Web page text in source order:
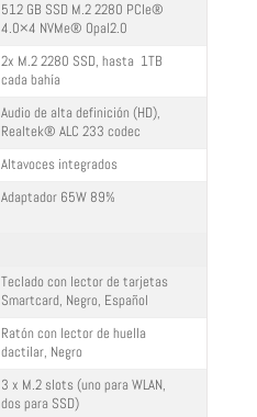
512 GB SSD M.2 2280 PCIe®
4.0×4 NVMe® Opal2.0
2x M.2 2280 SSD, hasta 1TB
cada bahía
Audio de alta definición (HD),
Realtek® ALC 233 codec
Altavoces integrados
Adaptador 65W 89%
Teclado con lector de tarjetas
Smartcard, Negro, Español
Ratón con lector de huella
dactilar, Negro
3 x M.2 slots (uno para WLAN,
dos para SSD)